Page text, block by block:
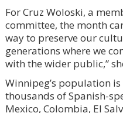
For Cruz Woloski, a
committee, the month
way to preserve our
generations where we
with the wider public,”
Winnipeg’s population
thousands of Spanish-
Mexico, Colombia, El